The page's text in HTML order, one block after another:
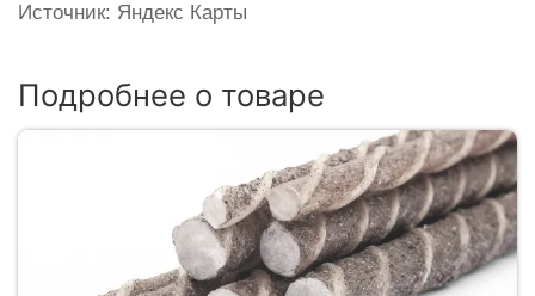
Источник: Яндекс Карты
Подробнее о товаре